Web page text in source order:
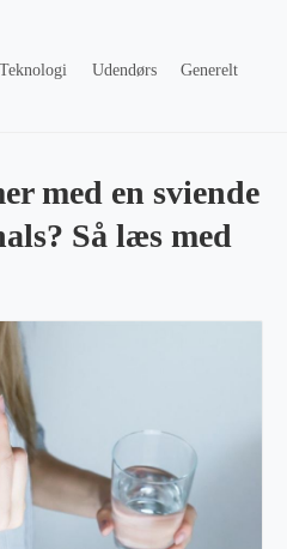
Teknologi Udendørs
Generelt
med en sviende
Så læs med